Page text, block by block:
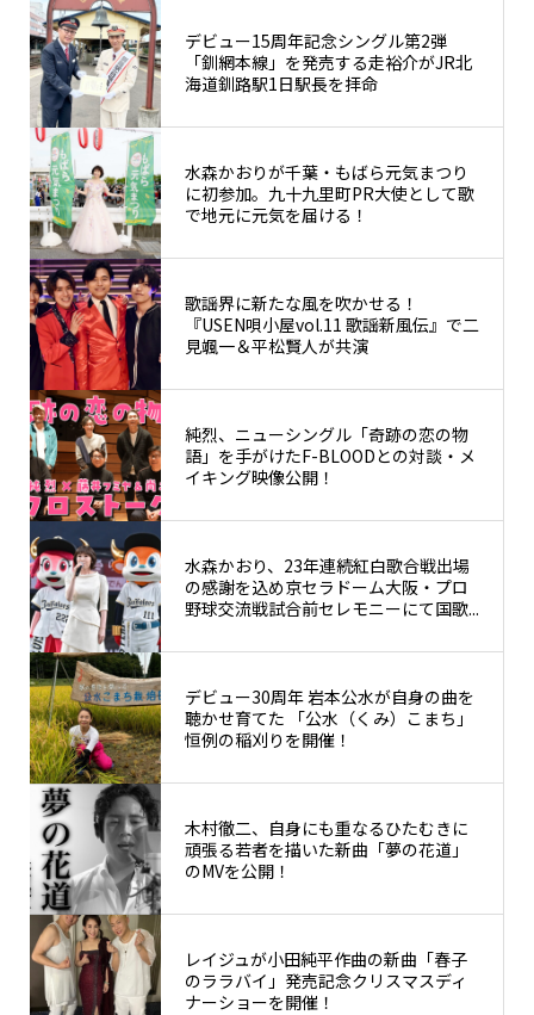
デビュー15周年記念シングル第2弾
「釧網本線」を発売する走裕介がJR北
海道釧路駅1日駅長を拝命
水森かおりが千葉・もばら元気まつり
に初参加。九十九里町PR大使として歌
で地元に元気を届ける！
歌謡界に新たな風を吹かせる！
『USEN唄小屋vol.11 歌謡新風伝』で二
見颯一＆平松賢人が共演
純烈、ニューシングル「奇跡の恋の物
語」を手がけたF-BLOODとの対談・メ
イキング映像公開！
水森かおり、23年連続紅白歌合戦出場
の感謝を込め京セラドーム大阪・プロ
野球交流戦試合前セレモニーにて国歌...
デビュー30周年 岩本公水が自身の曲を
聴かせ育てた 「公水（くみ）こまち」
恒例の稲刈りを開催！
木村徹二、自身にも重なるひたむきに
頑張る若者を描いた新曲「夢の花道」
のMVを公開！
レイジュが小田純平作曲の新曲「春子
のララバイ」発売記念クリスマスディ
ナーショーを開催！